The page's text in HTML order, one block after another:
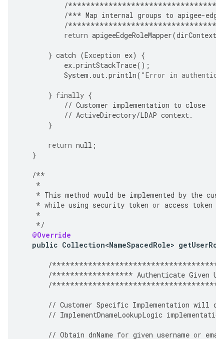
/
/*** Map internal groups to apigee-edge
/
return apigeeEdgeRoleMapper(dirContext
} catch (Exception ex)
{
ex.printStackTrace();
System .out.println( "Error in
} finally {
// Customer implementation to close
// ActiveDirectory/LDAP context.
}
return null ;
}
/**
*
* This method would be implemented by the
* while using security token or access token
*
*/
@Override
public Collection<NameSpacedRole>
/
/****************** Authenticate Given
/
// Customer Specific Implementation will
// ImplementDnameLookupLogic implementation
// Obtain dnName for given username or